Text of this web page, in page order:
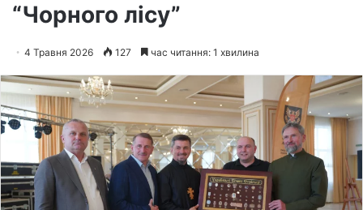
“Чорного лісу”
4 Травня 2026 127 час читання: 1 хвилина